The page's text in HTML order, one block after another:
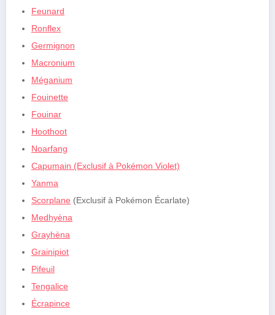
Feunard
Ronflex
Germignon
Macronium
Méganium
Fouinette
Fouinar
Hoothoot
Noarfang
Capumain (Exclusif à Pokémon Violet)
Yanma
Scorplane (Exclusif à Pokémon Écarlate)
Medhyèna
Grayhèna
Grainipiot
Pifeuil
Tengalice
Écrapince